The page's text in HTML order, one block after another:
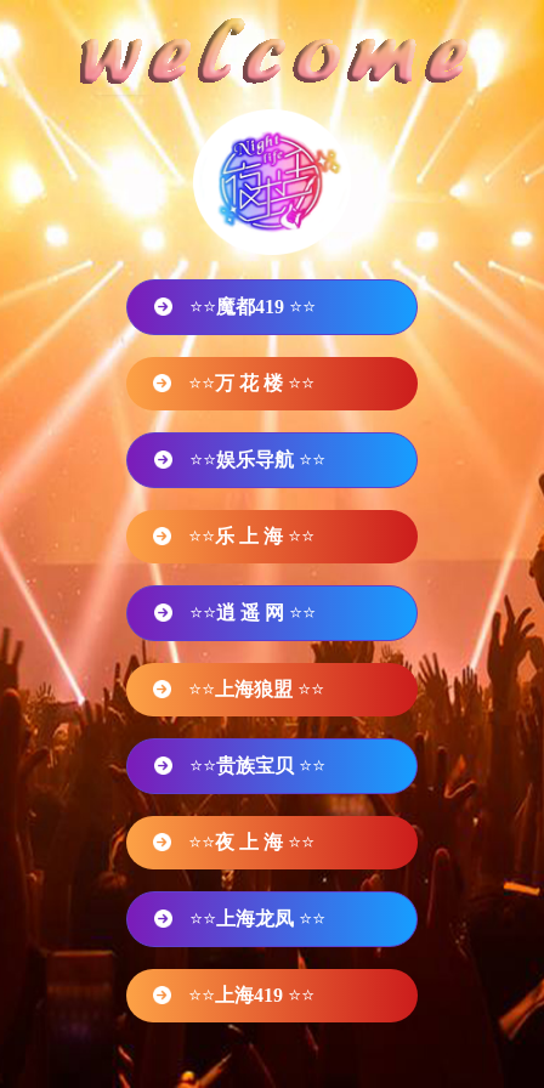
⭐⭐魔都419 ⭐⭐
⭐⭐万 花 楼 ⭐⭐
⭐⭐娱乐导航 ⭐⭐
⭐⭐乐 上 海 ⭐⭐
⭐⭐逍 遥 网 ⭐⭐
⭐⭐ 上海狼盟 ⭐⭐
⭐⭐贵族宝贝 ⭐⭐
⭐⭐夜 上 海 ⭐⭐
⭐⭐ 上海龙凤 ⭐⭐
⭐⭐ 上海419 ⭐⭐